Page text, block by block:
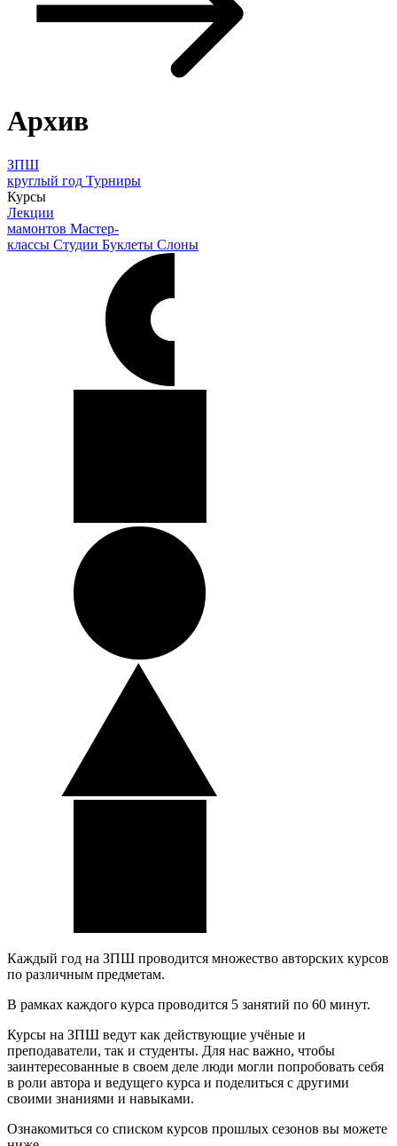
Архив
ЗПШ
круглый год Турниры
Курсы
Лекции
мамонтов Мастер-
классы Студии Буклеты Слоны
Каждый год на ЗПШ проводится множество авторских курсов
по различным предметам.
В рамках каждого курса проводится 5 занятий по 60 минут.
Курсы на ЗПШ ведут как действующие учёные и
преподаватели, так и студенты. Для нас важно, чтобы
заинтересованные в своем деле люди могли попробовать себя
в роли автора и ведущего курса и поделиться с другими
своими знаниями и навыками.
Ознакомиться со списком курсов прошлых сезонов вы можете